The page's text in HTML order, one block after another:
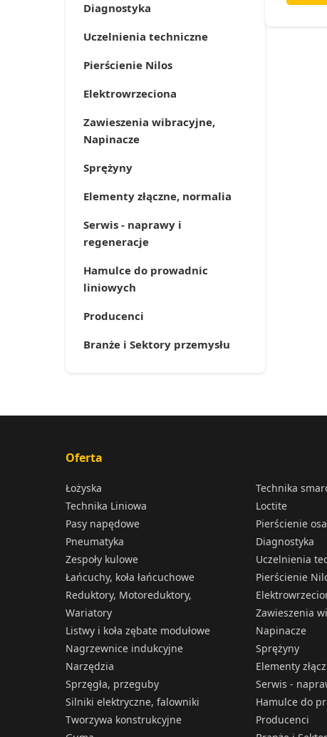
Diagnostyka
Uczelnienia techniczne
Pierścienie Nilos
Elektrowrzeciona
Zawieszenia wibracyjne,
Napinacze
Sprężyny
Elementy złączne, normalia
Serwis - naprawy i
regeneracje
Hamulce do prowadnic
liniowych
Producenci
Branże i Sektory przemysłu
Oferta
Łożyska
Technika Liniowa
Pasy napędowe
Pneumatyka
Zespoły kulowe
Łańcuchy, koła łańcuchowe
Reduktory, Motoreduktory,
Wariatory
Listwy i koła zębate modułowe
Nagrzewnice indukcyjne
Narzędzia
Sprzęgła, przeguby
Silniki elektryczne, falowniki
Tworzywa konstrukcyjne
Technika
Loctite
Pierścienie
Diagnostyka
Uczelnienia
Pierścienie
Zawieszenia
Napinacze
Sprężyny
Elementy
Serwis -
Hamulce do
Producenci